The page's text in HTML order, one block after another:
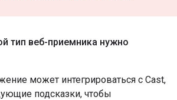
тип веб-приемника нужно
может интегрироваться с Cast,
подсказки, чтобы